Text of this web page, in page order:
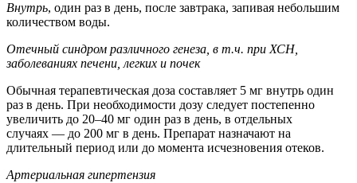
Внутрь, один раз в день, после завтрака, запивая небольшим
количеством воды.
Отечный синдром различного генеза, в т.ч. при ХСН,
заболеваниях печени, легких и почек
Обычная терапевтическая доза составляет 5 мг внутрь один
раз в день. При необходимости дозу следует постепенно
увеличить до 20–40 мг один раз в день, в отдельных
случаях — до 200 мг в день. Препарат назначают на
длительный период или до момента исчезновения отеков.
Артериальная гипертензия